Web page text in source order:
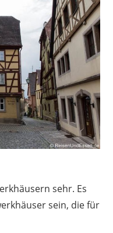
sehr. Es
sein, die für